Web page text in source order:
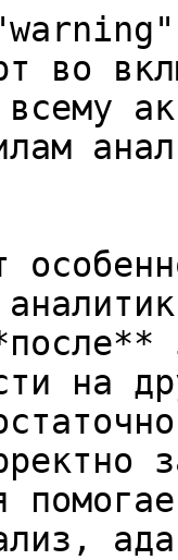
во
всему
на